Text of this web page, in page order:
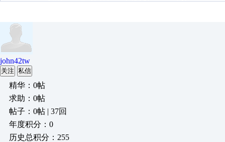
john42tw
关注 私信
精华：0帖
求助：0帖
帖子：0帖 | 37回
年度积分：0
历史总积分：255